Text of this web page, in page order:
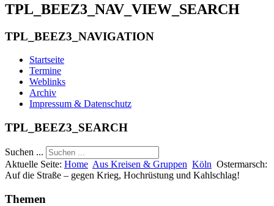
TPL_BEEZ3_NAV_VIEW_SEARCH
TPL_BEEZ3_NAVIGATION
Startseite
Termine
Weblinks
Archiv
Impressum & Datenschutz
TPL_BEEZ3_SEARCH
Suchen ...
Aktuelle Seite: Home Aus Kreisen & Gruppen Köln Ostermarsch:
Auf die Straße – gegen Krieg, Hochrüstung und Kahlschlag!
Themen